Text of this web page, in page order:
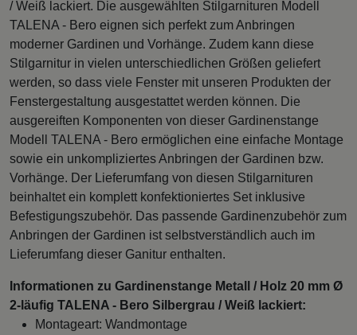
/ Weiß lackiert. Die ausgewählten Stilgarnituren Modell
TALENA - Bero eignen sich perfekt zum Anbringen
moderner Gardinen und Vorhänge. Zudem kann diese
Stilgarnitur in vielen unterschiedlichen Größen geliefert
werden, so dass viele Fenster mit unseren Produkten der
Fenstergestaltung ausgestattet werden können. Die
ausgereiften Komponenten von dieser Gardinenstange
Modell TALENA - Bero ermöglichen eine einfache Montage
sowie ein unkompliziertes Anbringen der Gardinen bzw.
Vorhänge. Der Lieferumfang von diesen Stilgarnituren
beinhaltet ein komplett konfektioniertes Set inklusive
Befestigungszubehör. Das passende Gardinenzubehör zum
Anbringen der Gardinen ist selbstverständlich auch im
Lieferumfang dieser Ganitur enthalten.
Informationen zu Gardinenstange Metall / Holz 20 mm Ø
2-läufig TALENA - Bero Silbergrau / Weiß lackiert:
Montageart: Wandmontage